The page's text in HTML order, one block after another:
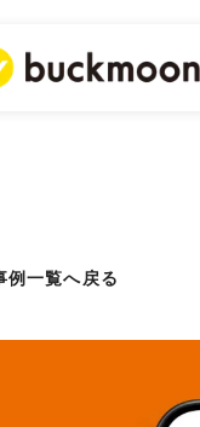
例一覧へ戻る